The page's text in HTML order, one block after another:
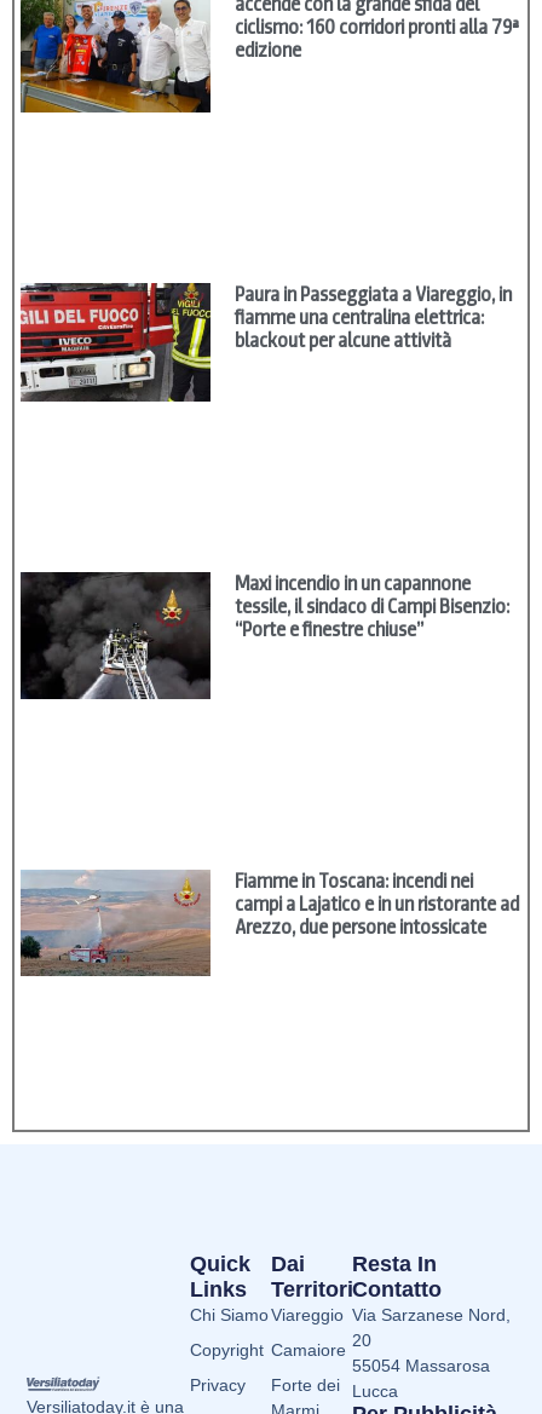
ciclismo: 160 corridori pronti alla 79ª
edizione
Paura in Passeggiata a Viareggio, in
fiamme una centralina elettrica:
blackout per alcune attività
Maxi incendio in un capannone
tessile, il sindaco di Campi Bisenzio:
“Porte e finestre chiuse”
Fiamme in Toscana: incendi nei
campi a Lajatico e in un ristorante ad
Arezzo, due persone intossicate
Versiliatoday.it è una
Dai
Territori
Viareggio
Camaiore
Forte dei
Quick
Links
Chi Siamo
Copyright
Privacy
Resta In
Contatto
Via Sarzanese Nord,
20
55054 Massarosa
Lucca